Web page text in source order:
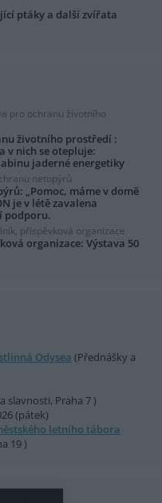
ptáky a další zvířata
pro ochranu životního
životního prostředí :
v nich se otepluje:
jaderné energetiky
netopýrů
„Pomoc, máme v domě
je v létě zavalena
podporu.
příspěvková organizace
organizace: Výstava 50
Odysea (Přednášky a
slavnosti, Praha 7 )
(pátek)
letního tábora
19 )